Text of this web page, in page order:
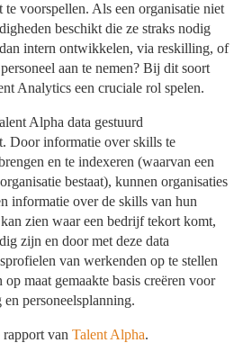
voorspellen. Als een organisatie niet
beschikt die ze straks nodig
intern ontwikkelen, via reskilling, of
aan te nemen? Bij dit soort
Analytics een cruciale rol spelen.
Alpha data gestuurd
Door informatie over skills te
en te indexeren (waarvan een
bestaat), kunnen organisaties
informatie over de skills van hun
zien waar een bedrijf tekort komt,
zijn en door met deze data
van werkenden op te stellen
op maat gemaakte basis creëren voor
personeelsplanning.
rapport vanTalent Alpha.